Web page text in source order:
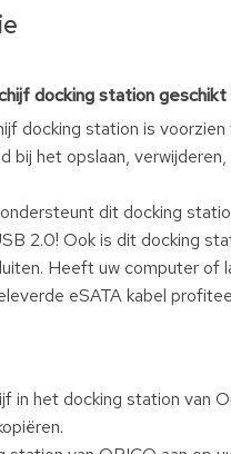
docking station
docking station is
bij het opslaan,
dit docking
2.0! Ook is dit docking
Heeft uw computer
eSATA kabel
in het docking station van